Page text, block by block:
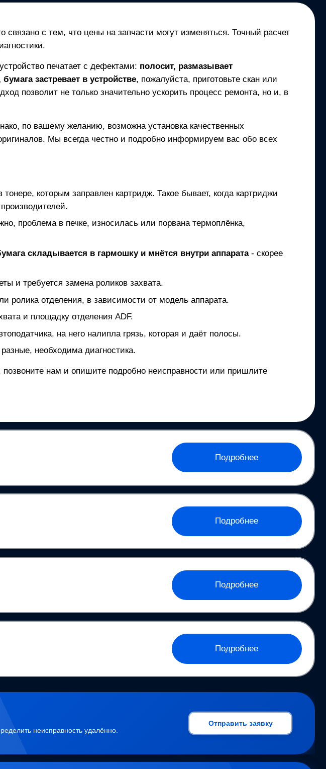
с тем, что цены на запчасти могут изменяться. Точный расчет
печатает с дефектами: полосит, размазывает
застревает в устройстве, пожалуйста, приготовьте скан или
позволит не только значительно ускорить процесс ремонта, но и, в
по вашему желанию, возможна установка качественных
Мы всегда честно и подробно информируем вас обо всех
которым заправлен картридж. Такое бывает, когда картриджи
проблема в печке, износилась или порвана термоплёнка,
складывается в гармошку и мнётся внутри аппарата - скорее
и требуется замена роликов захвата.
ролика отделения, в зависимости от модель аппарата.
и площадку отделения ADF.
на него налипла грязь, которая и даёт полосы.
необходима диагностика.
позвоните нам и опишите подробно неисправности или пришлите
Подробнее
Подробнее
Подробнее
Подробнее
неисправность удалённо.
Отправить заявку